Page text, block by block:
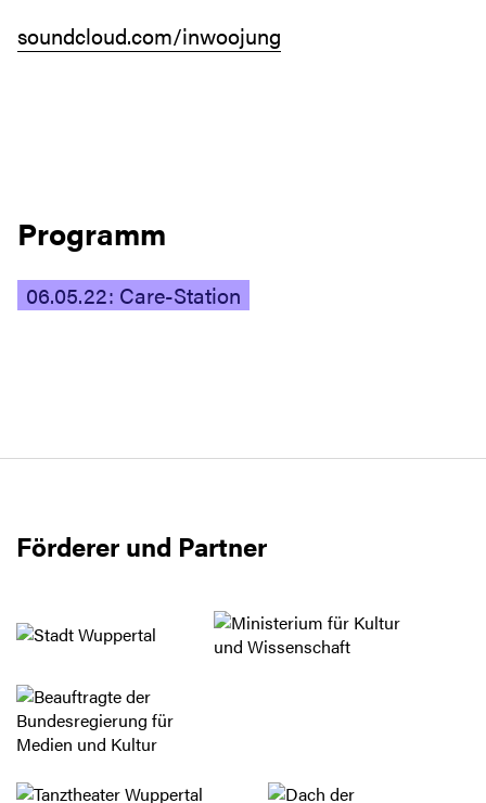
soundcloud.com/inwoojung
Programm
06.05.22: Care-Station
Förderer und Partner